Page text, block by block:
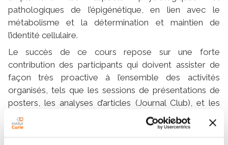
pathologiques de l’épigénétique, en lien avec le
métabolisme et la détermination et maintien de
l’identité cellulaire.
Le succès de ce cours repose sur une forte
contribution des participants qui doivent assister de
façon très proactive à l’ensemble des activités
organisés, tels que les sessions de présentations de
posters, les analyses d’articles (Journal Club), et les
ateliers. (voir section Travail personnel et le
Programme pour plus d'information).